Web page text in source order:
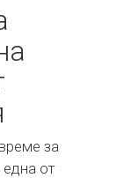
за
от